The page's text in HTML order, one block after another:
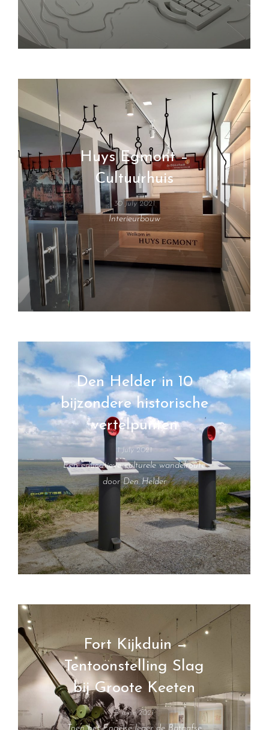
Huys Egmont –
Cultuurhuis
30 July 2021
Interieurbouw
Den Helder in 10
bijzondere historische
vertelpunten
1 July 2021
Een educatieve culturele wandelroute
door Den Helder
Fort Kijkduin –
Tentoonstelling Slag
bij Groote Keeten
5 June 2021